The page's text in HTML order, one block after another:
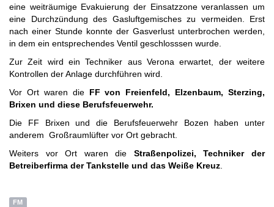
eine weiträumige Evakuierung der Einsatzzone veranlassen um
eine Durchzündung des Gasluftgemisches zu vermeiden. Erst
nach einer Stunde konnte der Gasverlust unterbrochen werden,
in dem ein entsprechendes Ventil geschlosssen wurde.
Zur Zeit wird ein Techniker aus Verona erwartet, der weitere
Kontrollen der Anlage durchführen wird.
Vor Ort waren die FF von Freienfeld, Elzenbaum, Sterzing,
Brixen und diese Berufsfeuerwehr.
Die FF Brixen und die Berufsfeuerwehr Bozen haben unter
anderem Großraumlüfter vor Ort gebracht.
Weiters vor Ort waren die Straßenpolizei, Techniker der
Betreiberfirma der Tankstelle und das Weiße Kreuz
FM